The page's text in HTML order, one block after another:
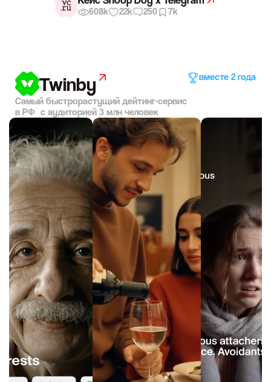
608k 22k 250 7k
Twinby
Самый быстрорастущий дейтинг-сервис
в РФ с аудиторией 3 млн человек
вместе 2 года